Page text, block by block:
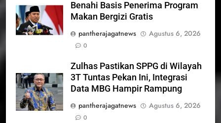
Benahi Basis Penerima Program
Makan Bergizi Gratis
pantherajagatnews
Agustus 6, 2026
0
Zulhas Pastikan SPPG di Wilayah
3T Tuntas Pekan Ini, Integrasi
Data MBG Hampir Rampung
pantherajagatnews
Agustus 6, 2026
0